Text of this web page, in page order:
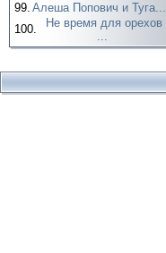
99. Алеша Попович и Туга...
100.
Не время для орехов
...